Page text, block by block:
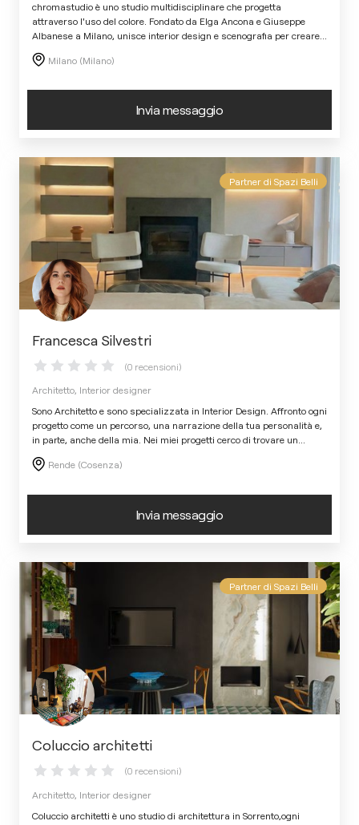
chromastudio è uno studio multidisciplinare che progetta
attraverso l'uso del colore. Fondato da Elga Ancona e Giuseppe
Albanese a Milano, unisce interior design e scenografia per creare
Milano (Milano)
Invia messaggio
Partner di Spazi Belli
Francesca Silvestri
(0 recensioni)
Architetto, Interior designer
Sono Architetto e sono specializzata in Interior Design. Affronto ogni
progetto come un percorso, una narrazione della tua personalità e,
in parte, anche della mia. Nei miei progetti cerco di trovare un
Rende (Cosenza)
Invia messaggio
Partner di Spazi Belli
Coluccio architetti
(0 recensioni)
Architetto, Interior designer
Coluccio architetti è uno studio di architettura in Sorrento,ogni